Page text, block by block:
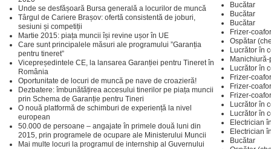
Unde se desfășoară Bursa generală a locurilor de muncă
Târgul de Cariere Brașov: ofertă consistentă de joburi,
sesiuni și competiții
Martie 2015: piața muncii își revine ușor în UE
Care sunt principalele măsuri ale programului ”Garanția
pentru tineret”
Vicepreședintele CE, la lansarea Garanției pentru Tineret în
România
Oportunitate de locuri de muncă pe nave de croazieră!
Dezbatere: îmbunătățirea accesului tinerilor pe piața muncii
prin Schema de Garanție pentru Tineri
O nouă platformă de schimburi de experiență la nivel
european
50.000 de persoane – angajate în primele două luni din
2015, prin programele de ocupare ale Ministerului Muncii
Mai multe locuri la programul de internship al Guvernului
Bucătar
Bucătar
Bucătar
Frizer-
Ospătar
Lucrător în
Lucrător în
Frizer-
Frizer-
Frizer-
Lucrător în
Lucrător în
Electrician
Electrician
Bucătar